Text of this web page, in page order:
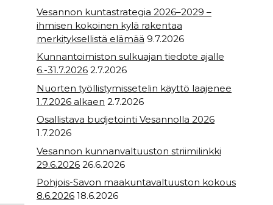
Vesannon kuntastrategia 2026–2029 –
ihmisen kokoinen kylä rakentaa
merkityksellistä elämää 9.7.2026
Kunnantoimiston sulkuajan tiedote ajalle
6.-31.7.2026 2.7.2026
Nuorten työllistymissetelin käyttö laajenee
1.7.2026 alkaen 2.7.2026
Osallistava budjetointi Vesannolla 2026
1.7.2026
Vesannon kunnanvaltuuston striimilinkki
29.6.2026 26.6.2026
Pohjois-Savon maakuntavaltuuston kokous
8.6.2026 18.6.2026